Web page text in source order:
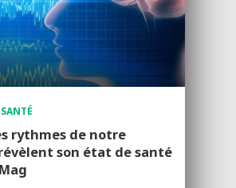
rythmes de notre
son état de santé